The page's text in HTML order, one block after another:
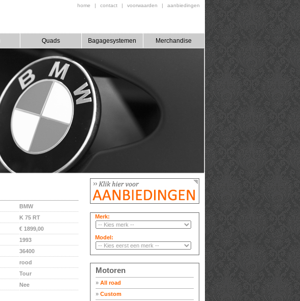
home | contact | voorwaarden | aanbiedingen
Quads Bagagesystemen Merchandise
Merk:
Model:
Motoren
» All road
» Custom
BMW
K 75 RT
€ 1899,00
1993
36400
rood
Tour
Nee